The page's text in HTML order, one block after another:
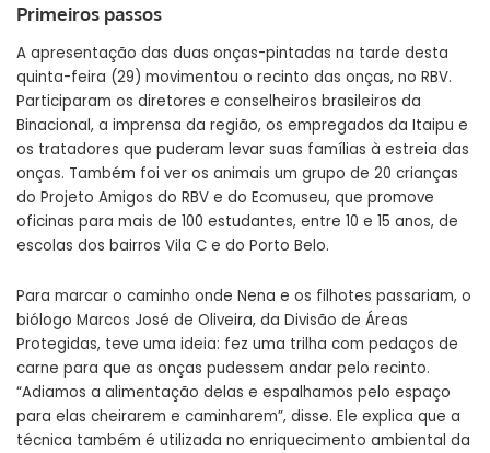
Primeiros passos
A apresentação das duas onças-pintadas na tarde desta
quinta-feira (29) movimentou o recinto das onças, no RBV.
Participaram os diretores e conselheiros brasileiros da
Binacional, a imprensa da região, os empregados da Itaipu e
os tratadores que puderam levar suas famílias à estreia das
onças. Também foi ver os animais um grupo de 20 crianças
do Projeto Amigos do RBV e do Ecomuseu, que promove
oficinas para mais de 100 estudantes, entre 10 e 15 anos, de
escolas dos bairros Vila C e do Porto Belo.
Para marcar o caminho onde Nena e os filhotes passariam, o
biólogo Marcos José de Oliveira, da Divisão de Áreas
Protegidas, teve uma ideia: fez uma trilha com pedaços de
carne para que as onças pudessem andar pelo recinto.
“Adiamos a alimentação delas e espalhamos pelo espaço
para elas cheirarem e caminharem”, disse. Ele explica que a
técnica também é utilizada no enriquecimento ambiental da